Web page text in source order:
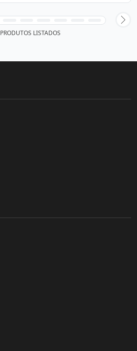
PRODUTOS LISTADOS